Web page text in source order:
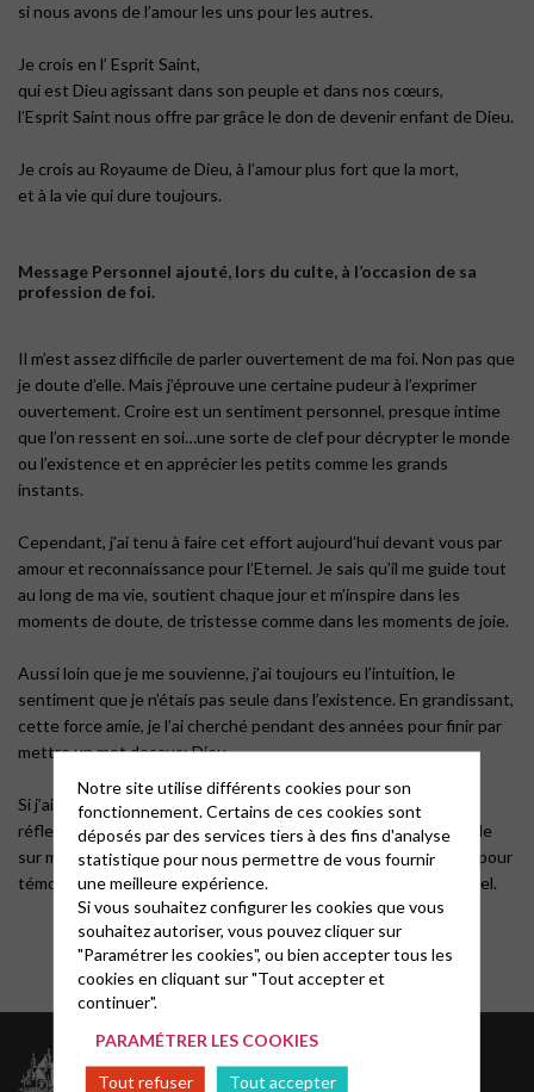
si nous avons de l’amour les uns pour les autres.
Je crois en l’ Esprit Saint,
qui est Dieu agissant dans son peuple et dans nos cœurs,
l’Esprit Saint nous offre par grâce le don de devenir enfant de Dieu.
Je crois au Royaume de Dieu, à l’amour plus fort que la mort,
et à la vie qui dure toujours.
Message Personnel ajouté, lors du culte, à l’occasion de sa
profession de foi.
Il m’est assez difficile de parler ouvertement de ma foi. Non pas que
je doute d’elle. Mais j’éprouve une certaine pudeur à l’exprimer
ouvertement. Croire est un sentiment personnel, presque intime
que l’on ressent en soi…une sorte de clef pour décrypter le monde
ou l’existence et en apprécier les petits comme les grands
instants.
Cependant, j’ai tenu à faire cet effort aujourd’hui devant vous par
amour et reconnaissance pour l’Eternel. Je sais qu’il me guide tout
au long de ma vie, soutient chaque jour et m’inspire dans les
moments de doute, de tristesse comme dans les moments de joie.
Aussi loin que je me souvienne, j’ai toujours eu l’intuition, le
sentiment que je n’étais pas seule dans l’existence. En grandissant,
cette force amie, je l’ai cherché pendant des années pour finir par
mettre un mot dessus: Dieu.
Si j’ai demandé le baptême après ce cheminement et ces
réflexions, c’est bien pour remercier Dieu de cette main invisible
sur mon épaule…un peu comme celle qu’un ami fidèle poserait pour
témoigner de sa présence chaleureuse, d’un amour incontionnel.
Notre site utilise différents cookies pour son
fonctionnement. Certains de ces cookies sont
déposés par des services tiers à des fins d'analyse
statistique pour nous permettre de vous fournir
une meilleure expérience.
Si vous souhaitez configurer les cookies que vous
souhaitez autoriser, vous pouvez cliquer sur
"Paramétrer les cookies", ou bien accepter tous les
cookies en cliquant sur "Tout accepter et
continuer".
PARAMÉTRER LES COOKIES
Tout refuser
Tout accepter